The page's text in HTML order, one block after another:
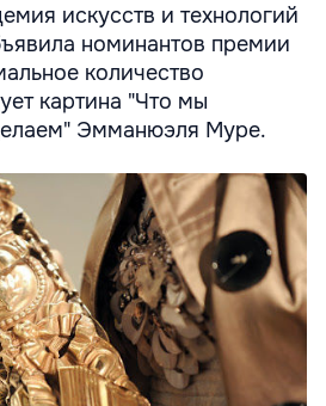
искусств и технологий
номинантов премии
количество
картина "Что мы
Эмманюэля Муре.